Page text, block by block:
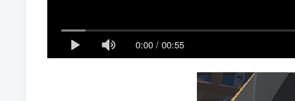
0:00 / 00:55